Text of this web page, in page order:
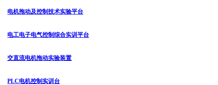
电机拖动及控制技术实验平台
电工电子电气控制综合实训平台
交直流电机拖动实验装置
PLC电机控制实训台